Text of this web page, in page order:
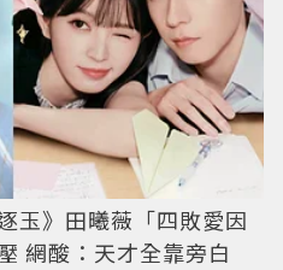
玉》田曦薇「四敗愛因
網酸：天才全靠旁白